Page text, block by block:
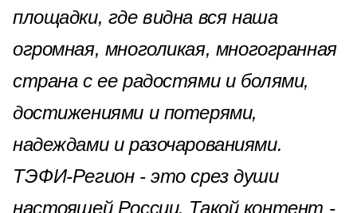
площадки, где видна вся наша
огромная, многоликая, многогранная
страна с ее радостями и болями,
достижениями и потерями,
надеждами и разочарованиями.
ТЭФИ-Регион - это срез души
настоящей России. Такой контент -